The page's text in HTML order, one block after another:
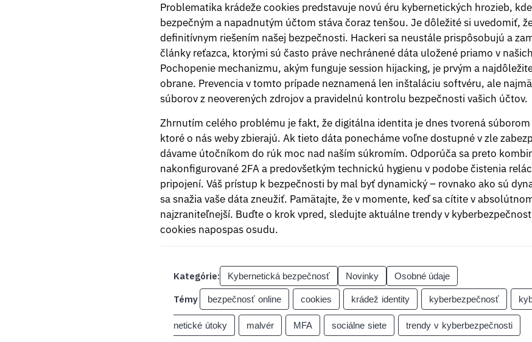
Problematika krádeže cookies predstavuje novú éru kybernetických hrozieb,
bezpečným a napadnutým účtom stáva čoraz tenšou. Je dôležité si uvedomiť,
definitívnym riešením našej bezpečnosti. Hackeri sa neustále prispôsobujú a
články reťazca, ktorými sú často práve nechránené dáta uložené priamo v
Pochopenie mechanizmu, akým funguje session hijacking, je prvým a
obrane. Prevencia v tomto prípade neznamená len inštaláciu softvéru, ale
súborov z neoverených zdrojov a pravidelnú kontrolu bezpečnosti vašich účtov.
Zhrnutím celého problému je fakt, že digitálna identita je dnes tvorená
ktoré o nás weby zbierajú. Ak tieto dáta ponecháme voľne dostupné v zle
dávame útočníkom do rúk moc nad naším súkromím. Odporúča sa preto
nakonfigurované 2FA a predovšetkým technickú hygienu v podobe čistenia
pripojení. Váš prístup k bezpečnosti by mal byť dynamický – rovnako ako sú
sa snažia vaše dáta zneužiť. Pamätajte, že v momente, keď sa cítite v
najzraniteľnejší. Buďte o krok vpred, sledujte aktuálne trendy v
cookies napospas osudu.
Kategórie: Kybernetická bezpečnosť Novinky Osobné údaje
Témy bezpečnosť online cookies krádež identity kyberbezpečnosť
netické útoky malvér MFA sociálne siete trendy v kyberbezpečnosti